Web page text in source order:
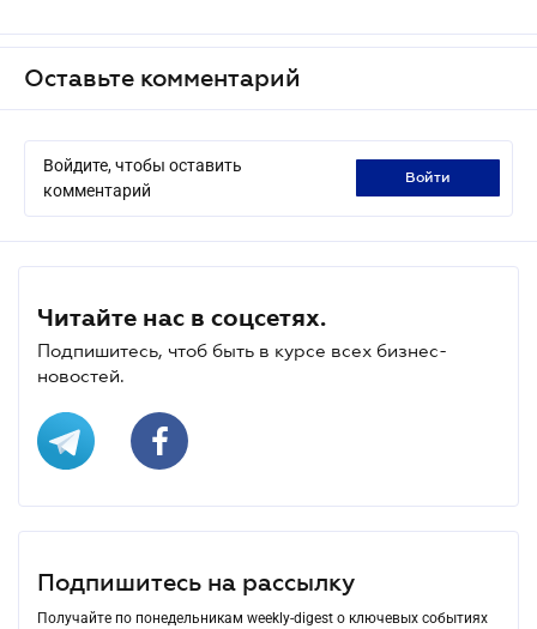
Оставьте комментарий
Войдите, чтобы оставить
комментарий
войти
Читайте нас в соцсетях.
Подпишитесь, чтоб быть в курсе всех бизнес-
новостей.
Подпишитесь на рассылку
Получайте по понедельникам weekly-digest о ключевых событиях